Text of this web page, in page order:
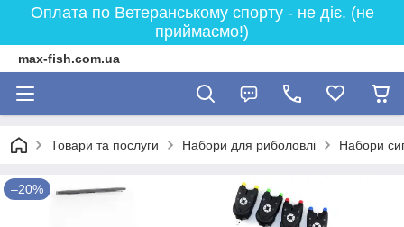
Оплата по Ветеранському спорту - не діє. (не
приймаємо!)
max-fish.com.ua
Товари та послуги Набори для риболовлі Набори
–20%